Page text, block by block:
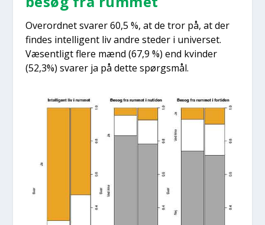
Over­ord­net sva­rer 60,5 %, at de tror på, at der
fin­des intel­li­gent liv andre ste­der i uni­ver­set.
Væsent­ligt fle­re mænd (67,9 %) end kvin­der
(52,3%) sva­rer ja på det­te spørgs­mål.